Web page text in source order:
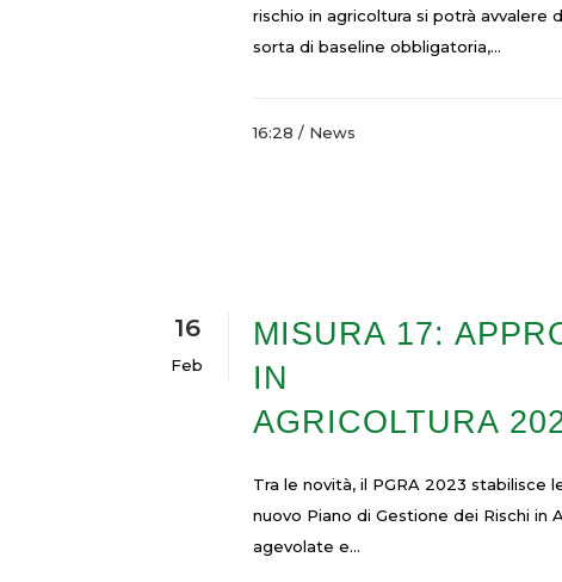
rischio in agricoltura si potrà avvalere
sorta di baseline obbligatoria,...
16:28 / News
16
Feb
MISURA 17:
IN
AGRICOLTURA
Tra le novità, il PGRA 2023
nuovo Piano di Gestione dei Rischi in
agevolate e...